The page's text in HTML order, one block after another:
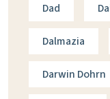
Dad
Dalmazia
Darwin Dohrn